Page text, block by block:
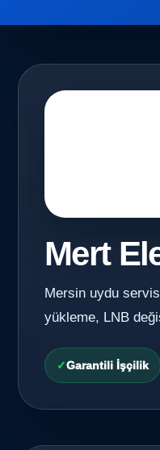
Mert
Mersin uydu
yükleme, LNB
Garantili İşçilik